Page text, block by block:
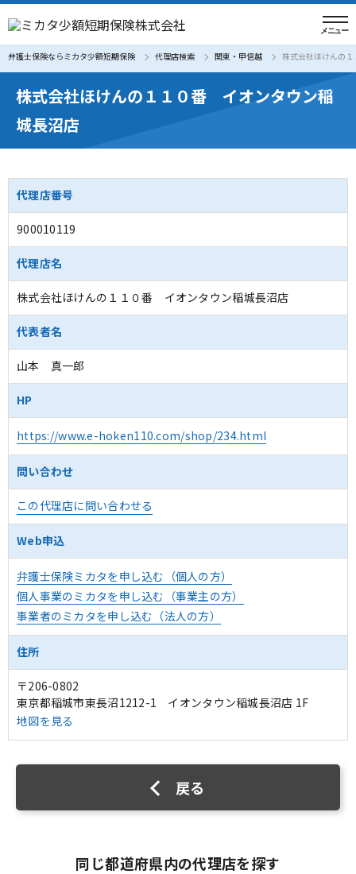
弁護士保険ならミカタ少額短期保険 代理店検索 関東・甲信越 株式会社ほけんの
株式会社ほけんの１１０番 イオンタウン稲
城長沼店
代理店番号
900010119
代理店名
株式会社ほけんの１１０番 イオンタウン稲城長沼店
代表者名
山本 真一郎
HP
https://www.e-hoken110.com/shop/234.html
問い合わせ
この代理店に問い合わせる
Web申込
弁護士保険ミカタを申し込む（個人の方）
個人事業のミカタを申し込む（事業主の方）
事業者のミカタを申し込む（法人の方）
住所
〒206-0802
東京都稲城市東長沼1212-1 イオンタウン稲城長沼店 1F
地図を見る
戻る
同じ都道府県内の代理店を探す